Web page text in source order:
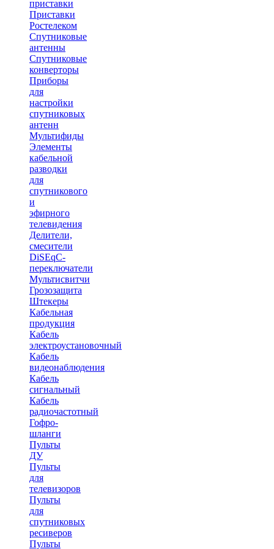
приставки
Приставки
Ростелеком
Спутниковые
антенны
Спутниковые
конверторы
Приборы
для
настройки
спутниковых
антенн
Мультифиды
Элементы
кабельной
разводки
для
спутникового
и
эфирного
телевидения
Делители,
смесители
DiSEqC-
переключатели
Мультисвитчи
Грозозащита
Штекеры
Кабельная
продукция
Кабель
электроустановочный
Кабель
видеонаблюдения
Кабель
сигнальный
Кабель
радиочастотный
Гофро-
шланги
Пульты
ДУ
Пульты
для
телевизоров
Пульты
для
спутниковых
ресиверов
Пульты